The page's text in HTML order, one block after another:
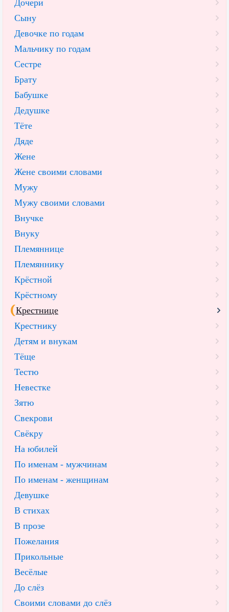
Дочери
Сыну
Девочке по годам
Мальчику по годам
Сестре
Брату
Бабушке
Дедушке
Тёте
Дяде
Жене
Жене своими словами
Мужу
Мужу своими словами
Внучке
Внуку
Племяннице
Племяннику
Крёстной
Крёстному
Крестнице
Крестнику
Детям и внукам
Тёще
Тестю
Невестке
Зятю
Свекрови
Свёкру
На юбилей
По именам - мужчинам
По именам - женщинам
Девушке
В стихах
В прозе
Пожелания
Прикольные
Весёлые
До слёз
Своими словами до слёз